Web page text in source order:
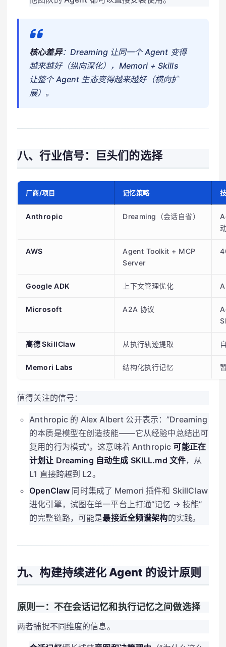
核心差异：Dreaming 让同一个 Agent 变得
越来越好（纵向深化），Memori + Skills
让整个 Agent 生态变得越来越好（横向扩
展）。
八、行业信号：巨头们的选择
厂商/项目 记忆策略
Anthropic Dreaming（会话自省）
AWS
Agent Toolkit + MCP
Server
Google ADK 上下文管理优化
Microsoft A2A 协议
高德 SkillClaw 从执行轨迹提取
Memori Labs 结构化执行记忆
值得关注的信号：
Anthropic 的 Alex Albert 公开表示：”Dreaming
的本质是模型在创造技能——它从经验中总结出可
复用的行为模式”。这意味着 Anthropic可能正在
计划让 Dreaming 自动生成 SKILL.md 文件，从
L1 直接跨越到 L2。
OpenClaw 同时集成了 Memori 插件和 SkillClaw
进化引擎，试图在单一平台上打通”记忆 → 技能”
的完整链路，可能是最接近全频谱架构的实践。
九、构建持续进化 Agent 的设计原则
原则一：不在会话记忆和执行记忆之间做选择
两者捕捉不同维度的信息。